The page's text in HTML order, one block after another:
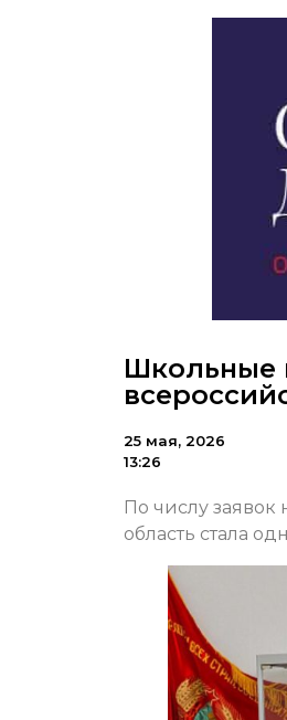
Школьные
25 мая, 2026
13:26
По числу заявок
область стала